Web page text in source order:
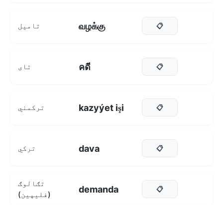
تامیل வழக்கு 📋
تای คดี 📋
ترکمني kazyýet işi 📋
ترکي dava 📋
تګالوګ
(فلیپین)
demanda 📋